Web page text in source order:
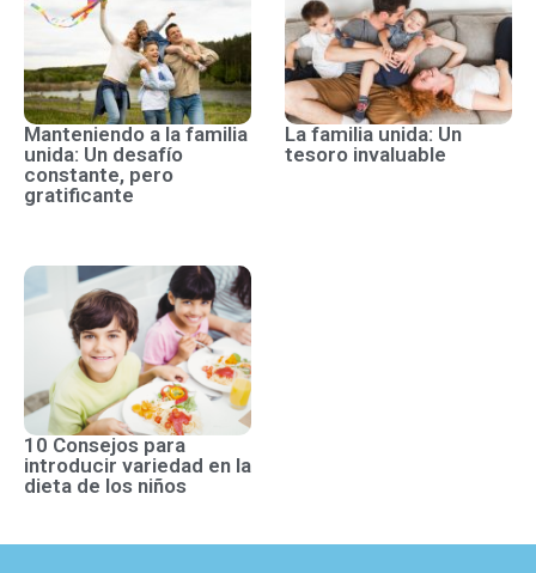
Manteniendo a la familia
unida: Un desafío
constante, pero
gratificante
La familia unida: Un
tesoro invaluable
10 Consejos para
introducir variedad en la
dieta de los niños